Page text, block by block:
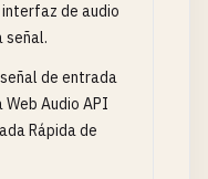
de audio
señal.
de entrada
Audio API
Rápida de